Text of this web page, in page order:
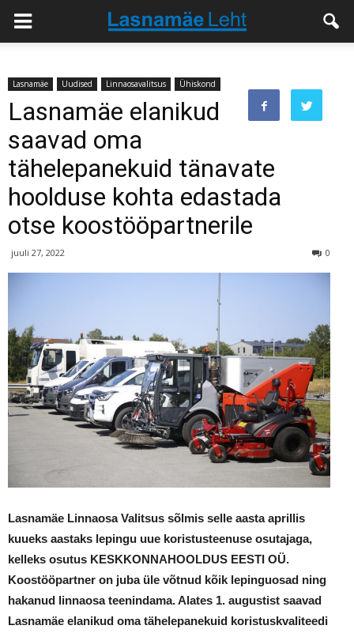
Lasnamäe Uudised Linnaosavalitsus Ühiskond
Lasnamäe elanikud
saavad oma
tähelepanekuid tänavate
hoolduse kohta edastada
otse koostööpartnerile
juuli 27, 2022 0
Lasnamäe Linnaosa Valitsus sõlmis selle aasta aprillis
kuueks aastaks lepingu uue koristusteenuse osutajaga,
kelleks osutus KESKKONNAHOOLDUS EESTI OÜ.
Koostööpartner on juba üle võtnud kõik lepinguosad ning
hakanud linnaosa teenindama. Alates 1. augustist saavad
Lasnamäe elanikud oma tähelepanekuid koristuskvaliteedi